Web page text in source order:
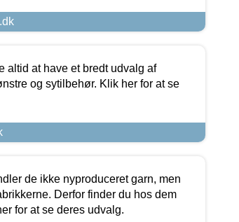
altid at have et bredt udvalg af
og sytilbehør. Klik her for at se
de ikke nyproduceret garn, men
Derfor finder du hos dem
for at se deres udvalg.